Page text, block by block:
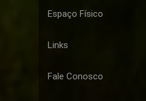
Espaço Físico
Links
Fale Conosco